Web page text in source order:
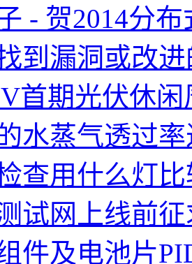
- 贺2014分
到漏洞或改
首期光伏休
水蒸气透过
查用什么灯
试网上线前
件及电池片